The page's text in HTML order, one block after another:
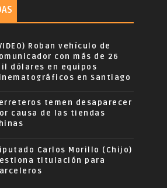
Roban vehículo de
con más de 26
dólares en equipos
en Santiago
temen desaparecer
causa de las tiendas
Carlos Morillo (Chijo)
titulación para